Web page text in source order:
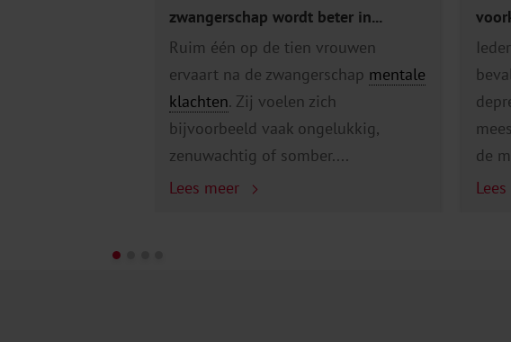
zwangerschap wordt beter in...
Ruim één op de tien vrouwen
ervaart na de zwangerschap mentale
klachten. Zij voelen zich
bijvoorbeeld vaak ongelukkig,
zenuwachtig of somber....
Lees meer
de